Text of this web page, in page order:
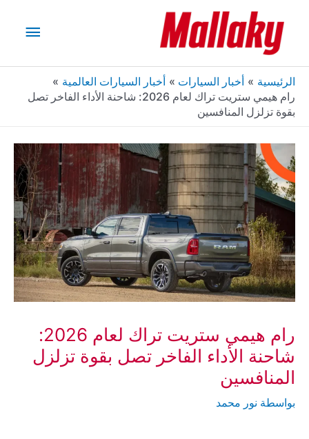
المحتوى
الرئيسية أخبار السيارات
أخبار السيارات العالمية
رام هيمي ستريت تراك لعام 2026: شاحنة الأداء الفاخر تصل
بقوة تزلزل المنافسين
رام هيمي ستريت تراك لعام 2026:
شاحنة الأداء الفاخر تصل بقوة تزلزل
المنافسين
بواسطة نور محمد